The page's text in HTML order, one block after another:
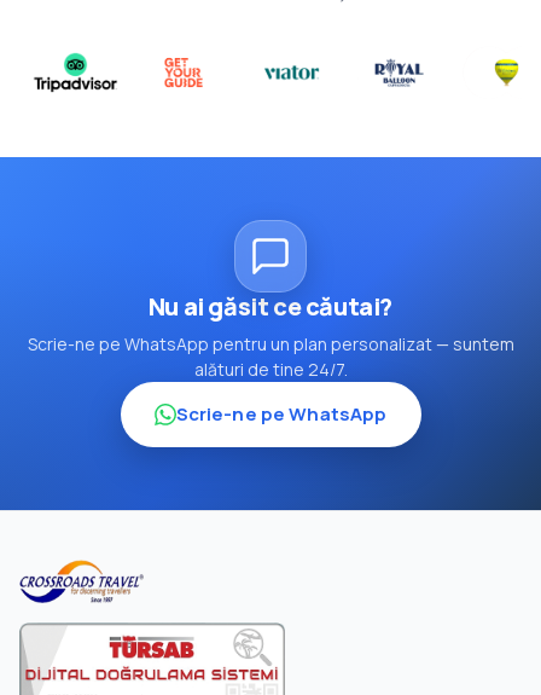
Nu ai găsit ce căutai?
Scrie-ne pe WhatsApp pentru un plan personalizat — suntem
alături de tine 24/7.
Scrie-ne pe WhatsApp